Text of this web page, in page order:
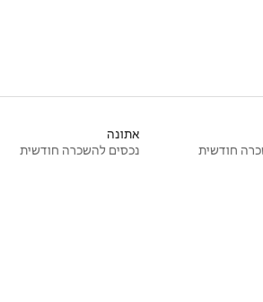
חודשית
אתונה
נכסים להשכרה חודשית